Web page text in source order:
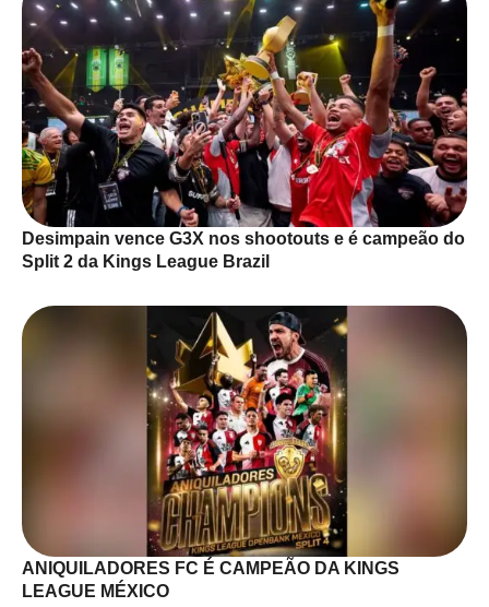
Desimpain vence G3X nos shootouts e é campeão do
Split 2 da Kings League Brazil
ANIQUILADORES FC É CAMPEÃO DA KINGS
LEAGUE MÉXICO